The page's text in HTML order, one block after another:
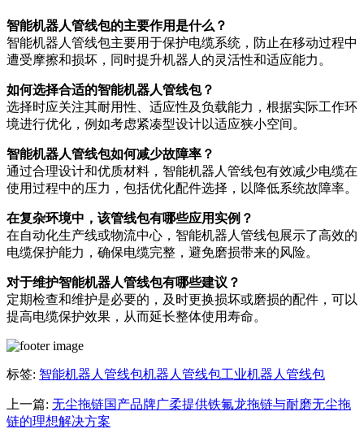
智能机器人管线包的主要作用是什么？
智能机器人管线包主要用于保护电缆系统，防止在移动过程中
遭受摩擦和损坏，同时提升机器人的灵活性和适应能力。
如何选择合适的智能机器人管线包？
选择时应关注其耐用性、适应性及负载能力，根据实际工作环
境进行优化，例如考虑紧凑型设计以适应狭小空间。
智能机器人管线包如何减少故障率？
通过合理设计和优质材料，智能机器人管线包有效减少电缆在
使用过程中的压力，包括优化配件选择，以降低系统故障率。
在复杂环境中，该管线包有哪些应用实例？
在自动化生产线或物流中心，智能机器人管线包展示了高效的
电缆保护能力，确保电缆完整，避免磨损带来的风险。
对于维护智能机器人管线包有哪些建议？
定期检查和维护是必要的，及时更换损坏或磨损的配件，可以
提高电缆保护效果，从而延长整体使用寿命。
标签: 智能机器人管线包机器人管线包工业机器人管线包
上一篇: 无尘拖链国产品牌广柔提供铁氟龙拖链与耐磨无尘拖
链的理想解决方案